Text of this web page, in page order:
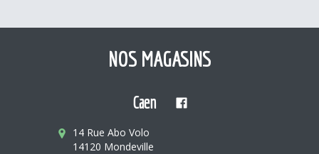
NOS MAGASINS
Caen
14 Rue Abo Volo
14120 Mondeville